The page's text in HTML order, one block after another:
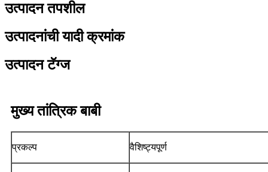
उत्पादन तपशील
उत्पादनांची यादी क्रमांक
उत्पादन टॅग्ज
मुख्य तांत्रिक बाबी
प्रकल्प वैशिष्ट्यपूर्ण